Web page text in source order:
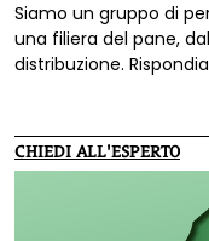
Siamo un gruppo di
una filiera del pane,
distribuzione.
CHIEDI ALL'ESPERTO